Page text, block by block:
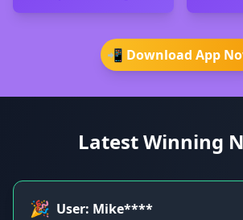
📲 Download App
Latest Winning
🎉 User: Mike****